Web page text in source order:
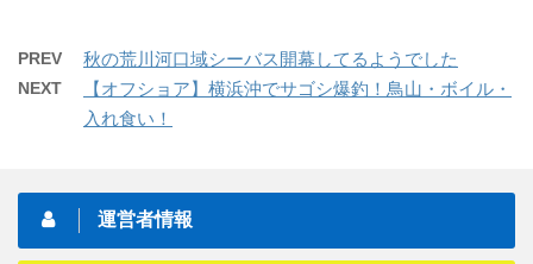
PREV 秋の荒川河口域シーバス開幕してるようでした
NEXT
【オフショア】横浜沖でサゴシ爆釣！鳥山・ボイル・
入れ食い！
運営者情報